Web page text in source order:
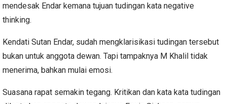
mendesak Endar kemana tujuan tudingan kata negative
thinking.
Kendati Sutan Endar, sudah mengklarisikasi tudingan tersebut
bukan untuk anggota dewan. Tapi tampaknya M Khalil tidak
menerima, bahkan mulai emosi.
Suasana rapat semakin tegang. Kritikan dan kata kata tudingan